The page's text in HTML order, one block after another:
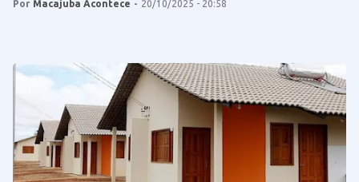
Por Macajuba Acontece - 20/10/2025 - 20:58